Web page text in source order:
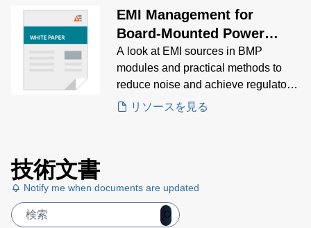
EMI Management for
Board-Mounted Power
Modules White Paper
A look at EMI sources in BMP
modules and practical methods to
reduce noise and achieve regulatory
compliance.
リソースを見る
技術文書
Notify me when documents are updated